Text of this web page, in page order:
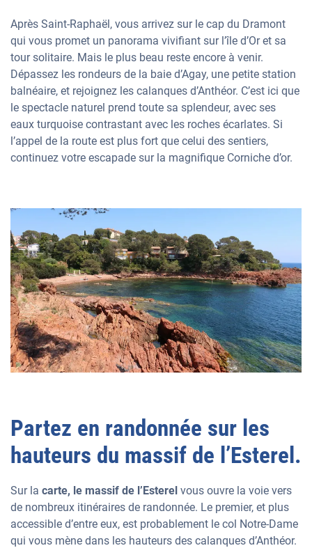
Après Saint-Raphaël, vous arrivez sur le cap du Dramont
qui vous promet un panorama vivifiant sur l’île d’Or et sa
tour solitaire. Mais le plus beau reste encore à venir.
Dépassez les rondeurs de la baie d’Agay, une petite station
balnéaire, et rejoignez les calanques d’Anthéor. C’est ici que
le spectacle naturel prend toute sa splendeur, avec ses
eaux turquoise contrastant avec les roches écarlates. Si
l’appel de la route est plus fort que celui des sentiers,
continuez votre escapade sur la magnifique Corniche d’or.
Partez en randonnée sur les
hauteurs du massif de l’Esterel.
Sur la carte, le massif de l’Esterel vous ouvre la voie vers
de nombreux itinéraires de randonnée. Le premier, et plus
accessible d’entre eux, est probablement le col Notre-Dame
qui vous mène dans les hauteurs des calanques d’Anthéor.